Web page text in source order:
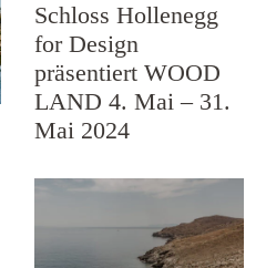
Schloss Hollenegg
for Design
präsentiert WOOD
LAND 4. Mai – 31.
Mai 2024